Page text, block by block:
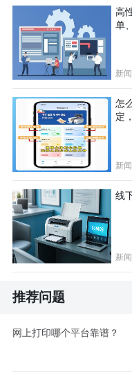
高
单
新
怎
定
新
线
新
推荐问题
网上打印哪个平台靠谱？